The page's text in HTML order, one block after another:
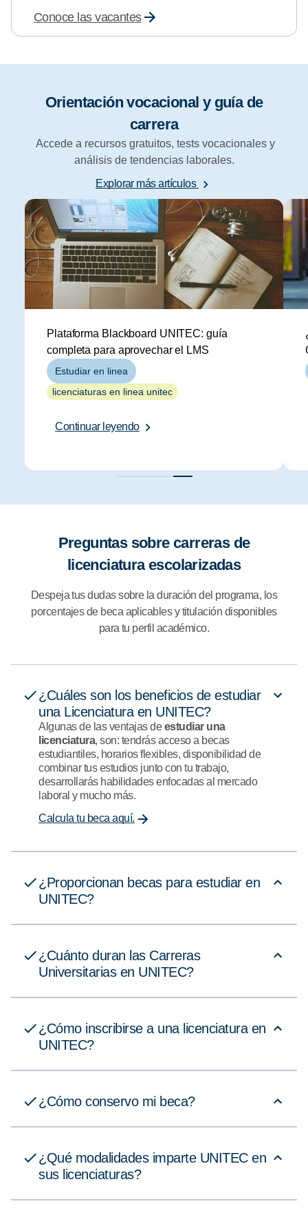
Conoce las vacantes
Orientación vocacional y guía de
carrera
Accede a recursos gratuitos, tests vocacionales y
análisis de tendencias laborales.
Explorar más artículos
Plataforma Blackboard UNITEC: guía
completa para aprovechar el LMS
Estudiar en linea
licenciaturas en linea unitec
Continuar leyendo
Preguntas sobre carreras de
licenciatura escolarizadas
Despeja tus dudas sobre la duración del programa, los
porcentajes de beca aplicables y titulación disponibles
para tu perfil académico.
¿Cuáles son los beneficios de estudiar
una Licenciatura en UNITEC?
Algunas de las ventajas de estudiar una
licenciatura, son: tendrás acceso a becas
estudiantiles, horarios flexibles, disponibilidad de
combinar tus estudios junto con tu trabajo,
desarrollarás habilidades enfocadas al mercado
laboral y mucho más.
Calcula tu beca aquí.
¿Proporcionan becas para estudiar en
UNITEC?
¿Cuánto duran las Carreras
Universitarias en UNITEC?
¿Cómo inscribirse a una licenciatura en
UNITEC?
¿Cómo conservo mi beca?
¿Qué modalidades imparte UNITEC en
sus licenciaturas?